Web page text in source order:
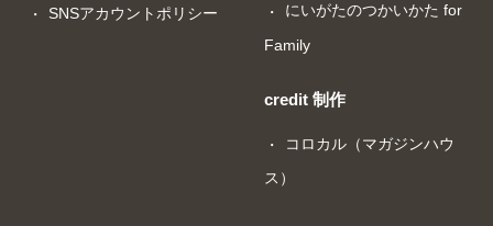
SNSアカウントポリシー
にいがたのつかいかた for
Family
credit 制作
コロカル（マガジンハウ
ス）